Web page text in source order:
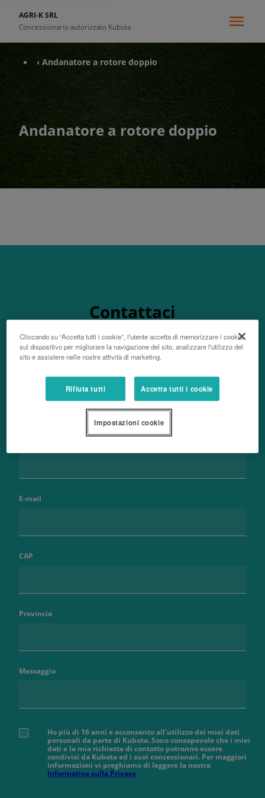
AGRI-K SRL
Concessionario autorizzato Kubota
‹ Andanatore a rotore doppio
Andanatore a rotore doppio
Contattaci
E-mail
CAP
Provincia
Messaggio
Ho più di 16 anni e acconsento all'utilizzo dei miei dati
personali da parte di Kubota. Sono consapevole che i miei
dati e la mia richiesta di contatto potranno essere
condivisi da Kubota ed i suoi concessionari. Per maggiori
informazioni vi preghiamo di leggere la nostra
Informativa sulla Privacy
Cliccando su “Accetta tutti i cookie”, l'utente accetta di memorizzare i cookie
sul dispositivo per migliorare la navigazione del sito, analizzare l'utilizzo del
sito e assistere nelle nostre attività di marketing.
Rifiuta tutti Accetta tutti i cookie
Impostazioni cookie